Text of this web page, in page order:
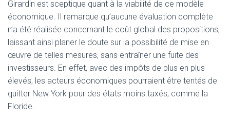
Girardin est sceptique quant à la viabilité de ce modèle
économique. Il remarque qu’aucune évaluation complète
n’a été réalisée concernant le coût global des propositions,
laissant ainsi planer le doute sur la possibilité de mise en
œuvre de telles mesures, sans entraîner une fuite des
investisseurs. En effet, avec des impôts de plus en plus
élevés, les acteurs économiques pourraient être tentés de
quitter New York pour des états moins taxés, comme la
Floride.